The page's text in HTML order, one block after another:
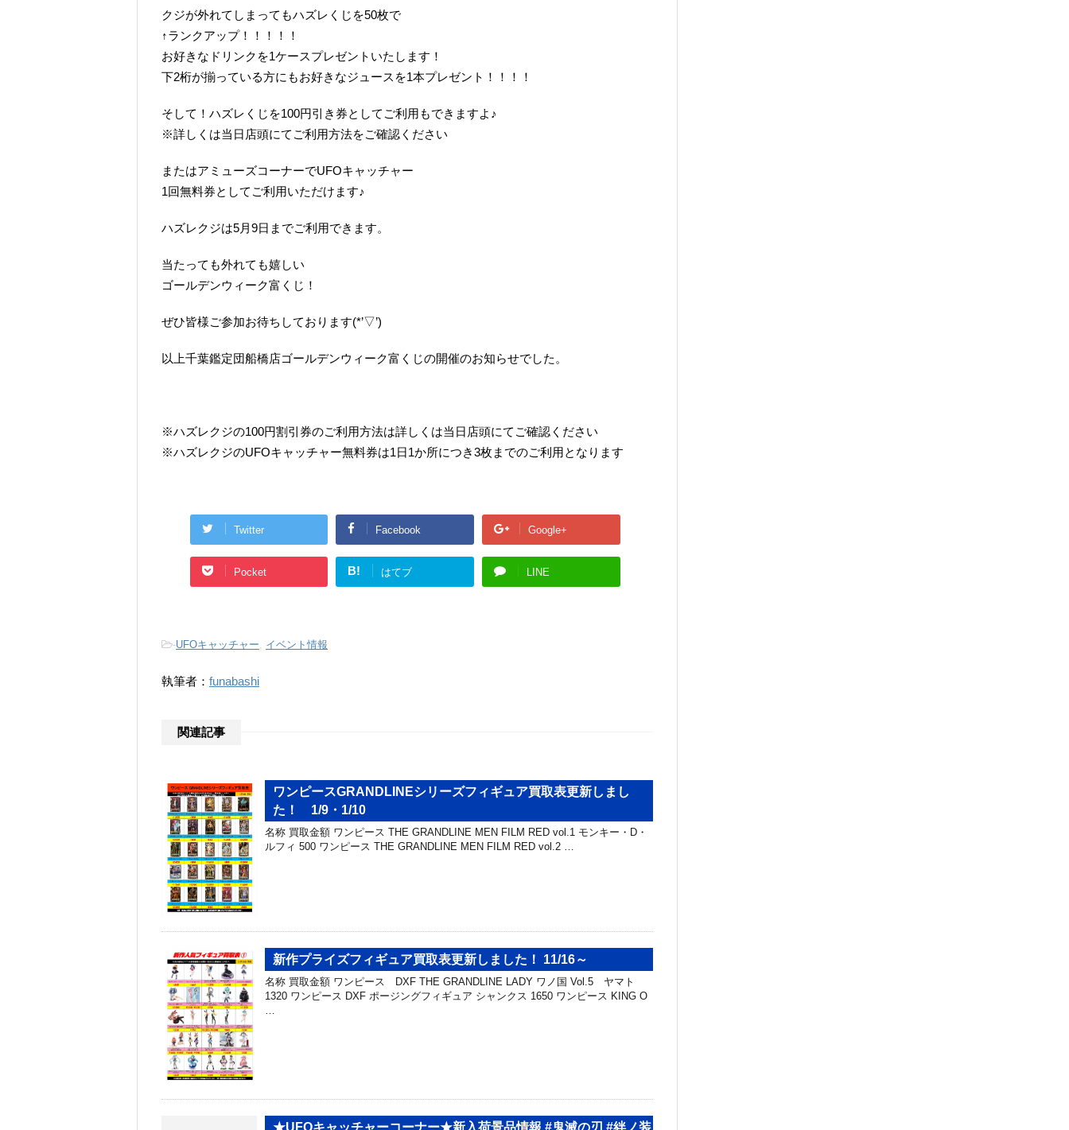
クジが外れてしまってもハズレくじを50枚で
↑ランクアップ！！！！！
お好きなドリンクを1ケースプレゼントいたします！
下2桁が揃っている方にもお好きなジュースを1本プレゼント！！！！
そして！ハズレくじを100円引き券としてご利用もできますよ♪
※詳しくは当日店頭にてご利用方法をご確認ください
またはアミューズコーナーでUFOキャッチャー
1回無料券としてご利用いただけます♪
ハズレクジは5月9日までご利用できます。
当たっても外れても嬉しい
ゴールデンウィーク富くじ！
ぜひ皆様ご参加お待ちしております(*’▽’)
以上千葉鑑定団船橋店ゴールデンウィーク富くじの開催のお知らせでした。
※ハズレクジの100円割引券のご利用方法は詳しくは当日店頭にてご確認ください
※ハズレクジのUFOキャッチャー無料券は1日1か所につき3枚までのご利用となります
Twitter Facebook Google+
Pocket B! はてブ LINE
-UFOキャッチャー, イベント情報
執筆者： funabashi
関連記事
ワンピースGRANDLINEシリーズフィギュア買取表更新しまし
た！ 1/9・1/10
名称 買取金額 ワンピース THE GRANDLINE MEN FILM RED vol.1 モンキー・D・
ルフィ 500 ワンピース THE GRANDLINE MEN FILM RED vol.2 …
新作プライズフィギュア買取表更新しました！ 11/16～
名称 買取金額 ワンピース DXF THE GRANDLINE LADY ワノ国 Vol.5 ヤマト
1320 ワンピース DXF ポージングフィギュア シャンクス 1650 ワンピース KING O
★UFOキャッチャーコーナー★新入荷景品情報 #鬼滅の刃 #絆ノ装